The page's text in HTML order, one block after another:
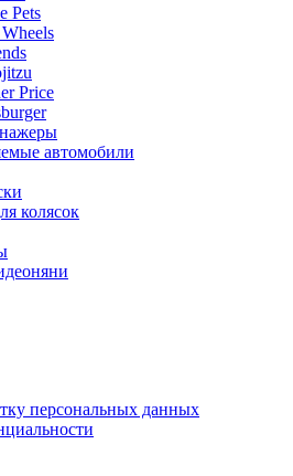
Pets
Price
автомобили
колясок
персональных данных